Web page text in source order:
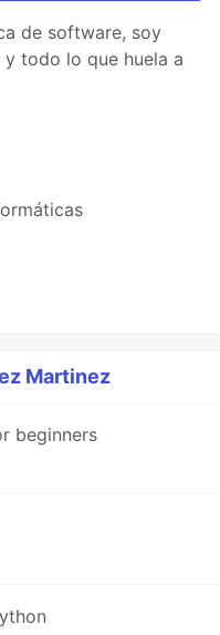
de software, soy
todo lo que huela a
Martinez
beginners